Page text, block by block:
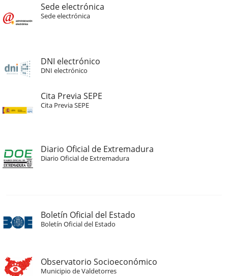
Sede electrónica
Sede electrónica
DNI electrónico
DNI electrónico
Cita Previa SEPE
Cita Previa SEPE
Diario Oficial de Extremadura
Diario Oficial de Extremadura
Boletín Oficial del Estado
Boletín Oficial del Estado
Observatorio Socioeconómico
Municipio de Valdetorres